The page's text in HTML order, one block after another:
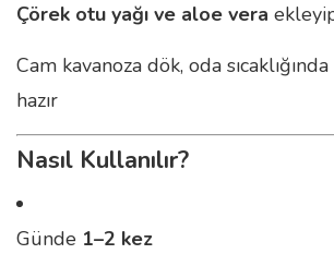
Çörek otu yağı ve aloe vera
Cam kavanoza dök, oda
hazır
Nasıl Kullanılır?
Günde 1–2 kez